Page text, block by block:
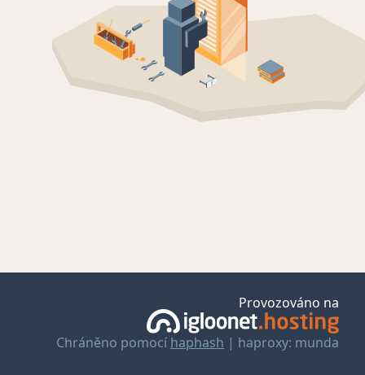
Provozováno na
Chráněno pomocí haphash | haproxy: munda